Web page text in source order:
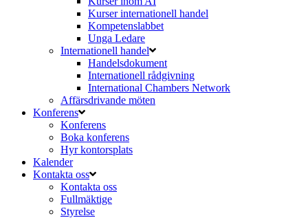
Kurser internationell handel
Kompetenslabbet
Unga Ledare
Internationell handel
Handelsdokument
Internationell rådgivning
International Chambers Network
Affärsdrivande möten
Konferens
Konferens
Boka konferens
Hyr kontorsplats
Kalender
Kontakta oss
Kontakta oss
Fullmäktige
Styrelse